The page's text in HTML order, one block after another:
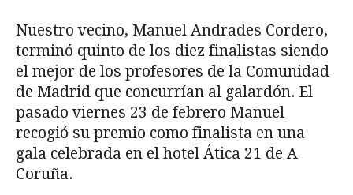
Nuestro vecino, Manuel Andrades Cordero,
terminó quinto de los diez finalistas siendo
el mejor de los profesores de la Comunidad
de Madrid que concurrían al galardón. El
pasado viernes 23 de febrero Manuel
recogió su premio como finalista en una
gala celebrada en el hotel Ática 21 de A
Coruña.